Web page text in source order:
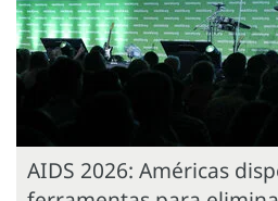
AIDS 2026: Américas